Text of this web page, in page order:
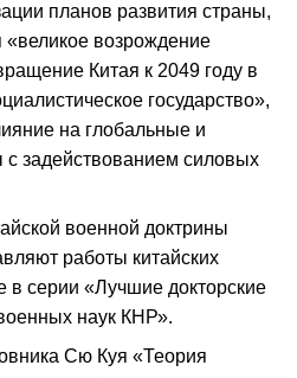
планов развития страны,
«великое возрождение
Китая к 2049 году в
государство»,
на глобальные и
задействованием силовых
военной доктрины
работы китайских
в серии «Лучшие докторские
наук КНР».
Сю Куя «Теория